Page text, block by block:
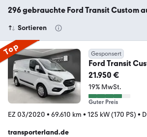
296 gebrauchte Ford Transit Custom
Sortieren
Top Gesponsert
Ford Transit
21.950 €
19% MwSt.
Guter Preis
EZ 03/2020 • 69.610 km • 125 kW (170 PS) •
transporterland.de